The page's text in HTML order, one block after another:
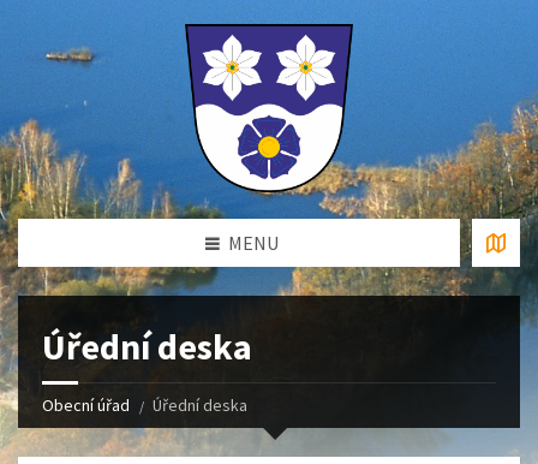
MENU
Úřední deska
Obecní úřad Úřední deska